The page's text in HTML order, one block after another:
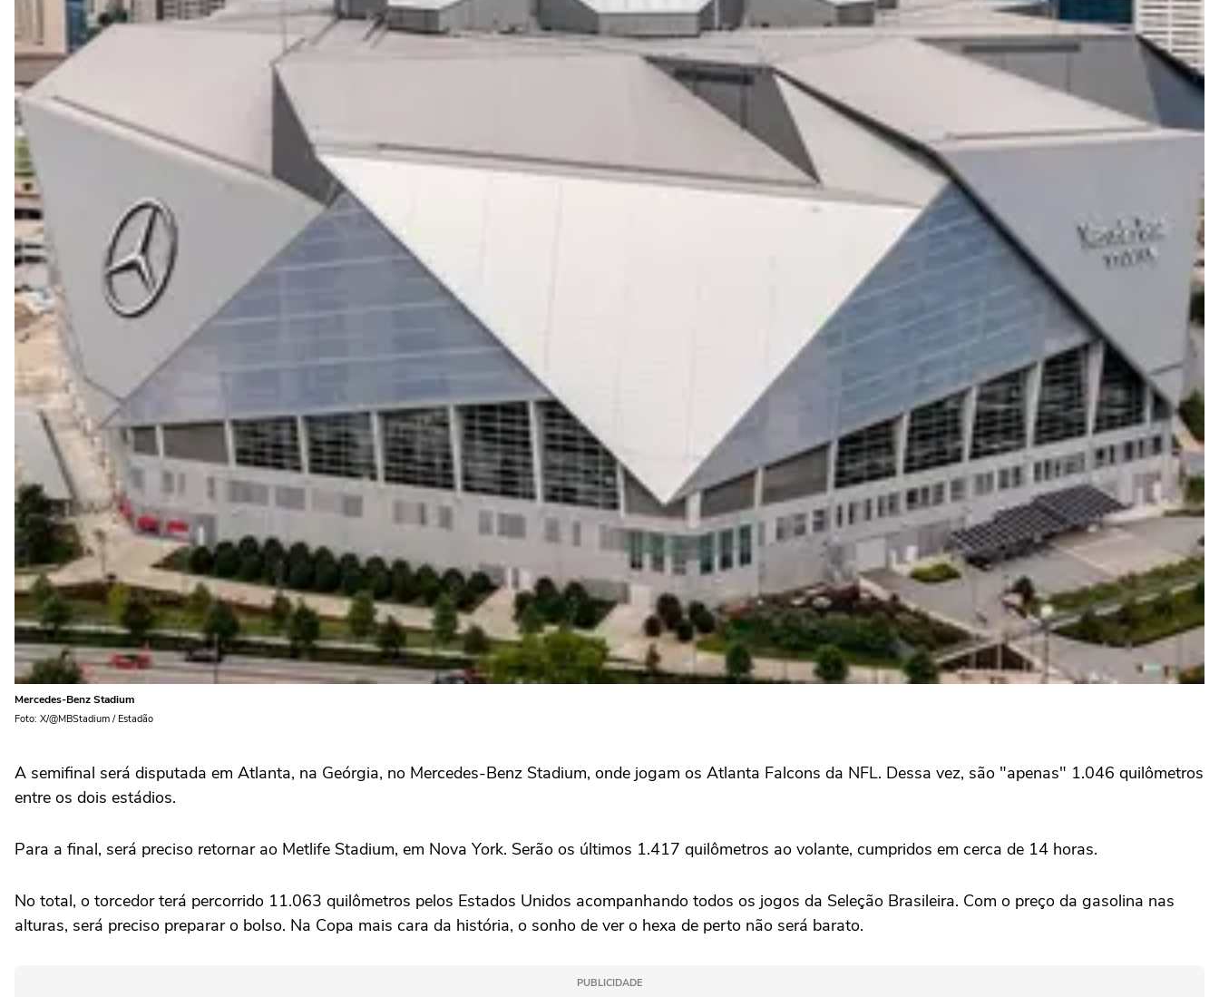
Mercedes-Benz Stadium
Foto: X/@MBStadium / Estadão
A semifinal será disputada em Atlanta, na Geórgia, no Mercedes-Benz Stadium, onde jogam os Atlanta Falcons da NFL. Dessa vez, são "apenas" 1.046 quilômetros
entre os dois estádios.
Para a final, será preciso retornar ao Metlife Stadium, em Nova York. Serão os últimos 1.417 quilômetros ao volante, cumpridos em cerca de 14 horas.
No total, o torcedor terá percorrido 11.063 quilômetros pelos Estados Unidos acompanhando todos os jogos da Seleção Brasileira. Com o preço da gasolina nas
alturas, será preciso preparar o bolso. Na Copa mais cara da história, o sonho de ver o hexa de perto não será barato.
PUBLICIDADE